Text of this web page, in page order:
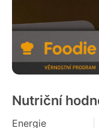
Nutriční
Energie